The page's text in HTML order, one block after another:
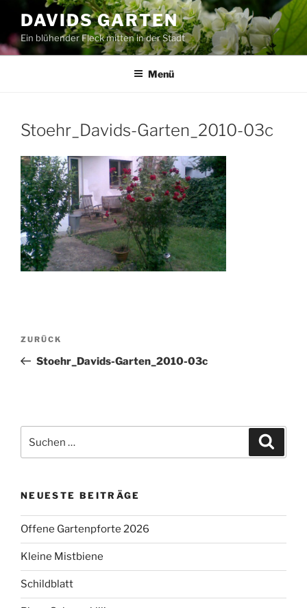
Inhalt
springen
DAVIDS GARTEN
Ein blühender Fleck mitten in der Stadt
Menü
Stoehr_Davids-Garten_2010-03c
Beitragsnavigation
Vorheriger
Beitrag
ZURÜCK
Stoehr_Davids-Garten_2010-03c
nach:
NEUESTE BEITRÄGE
Offene Gartenpforte 2026
Kleine Mistbiene
Schildblatt